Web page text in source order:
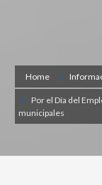
Home
Por el Día del
municipales